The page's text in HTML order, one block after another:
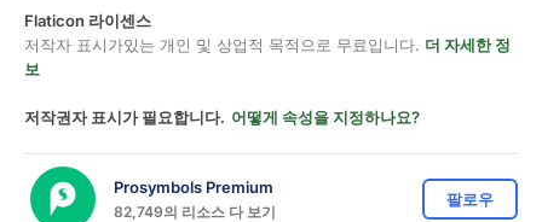
Flaticon 라이센스
저작자 표시가있는 개인 및 상업적 목적으로 무료입니다. 더 자세한 정
보
저작권자 표시가 필요합니다. 어떻게 속성을 지정하나요?
Prosymbols Premium
82,749의 리소스 다 보기
팔로우